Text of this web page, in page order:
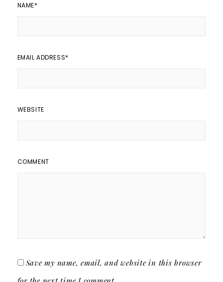
NAME*
EMAIL ADDRESS*
WEBSITE
COMMENT
Save my name, email, and website in this browser